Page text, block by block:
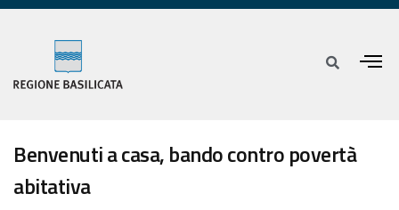
Benvenuti a casa, bando contro povertà
abitativa